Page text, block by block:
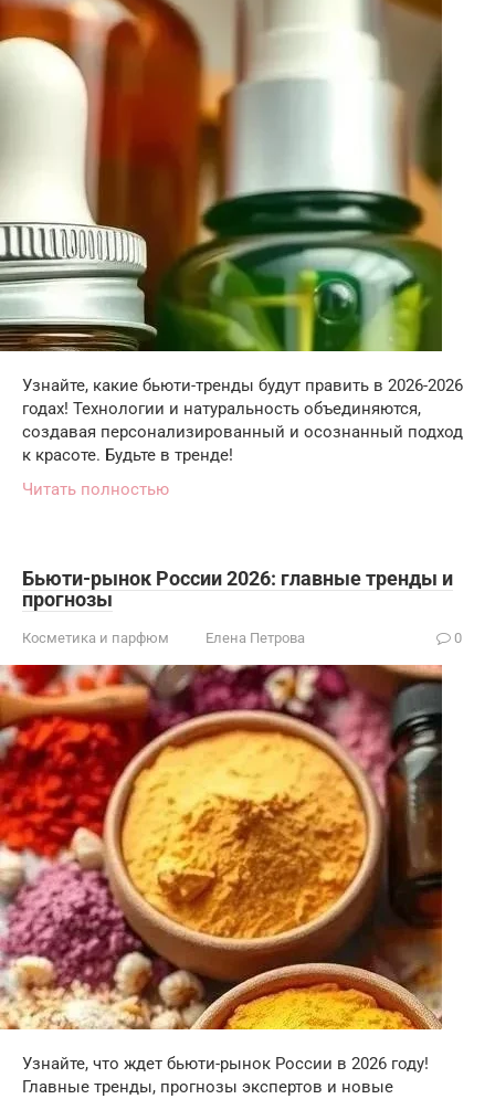
Узнайте, какие бьюти-тренды будут править в 2026-2026
годах! Технологии и натуральность объединяются,
создавая персонализированный и осознанный подход
к красоте. Будьте в тренде!
Читать полностью
Бьюти-рынок России 2026: главные тренды и
прогнозы
Косметика и парфюм Елена Петрова 0
Узнайте, что ждет бьюти-рынок России в 2026 году!
Главные тренды, прогнозы экспертов и новые